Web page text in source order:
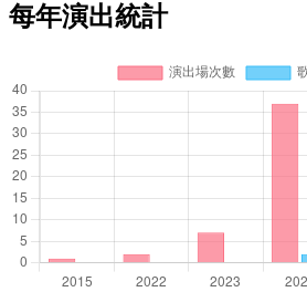
每年演出統計